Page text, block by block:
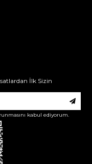
İlk Sizin
kabul ediyorum.